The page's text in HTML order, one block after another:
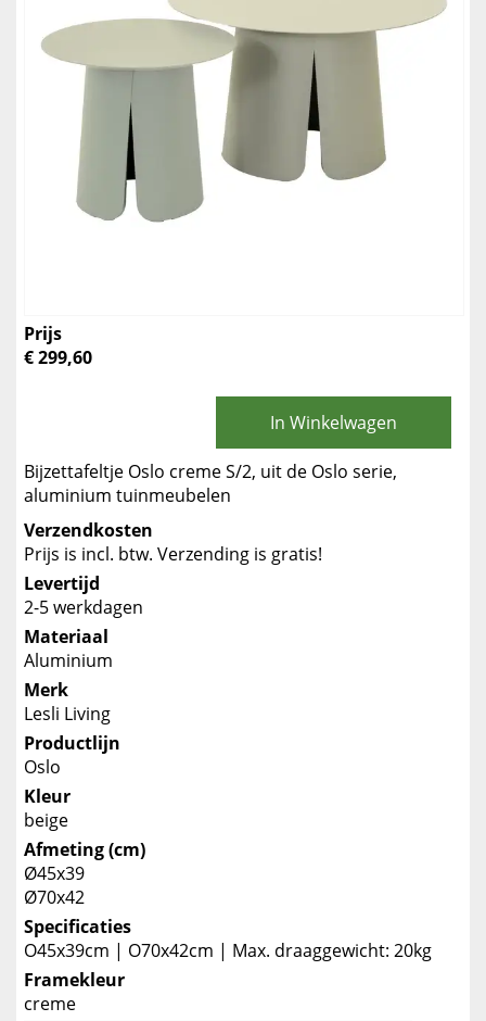
Prijs
€ 299,60
In Winkelwagen
Bijzettafeltje Oslo creme S/2, uit de Oslo serie,
aluminium tuinmeubelen
Verzendkosten
Prijs is incl. btw. Verzending is gratis!
Levertijd
2-5 werkdagen
Materiaal
Aluminium
Merk
Lesli Living
Productlijn
Oslo
Kleur
beige
Afmeting (cm)
Ø45x39
Ø70x42
Specificaties
O45x39cm | O70x42cm | Max. draaggewicht: 20kg
Framekleur
creme